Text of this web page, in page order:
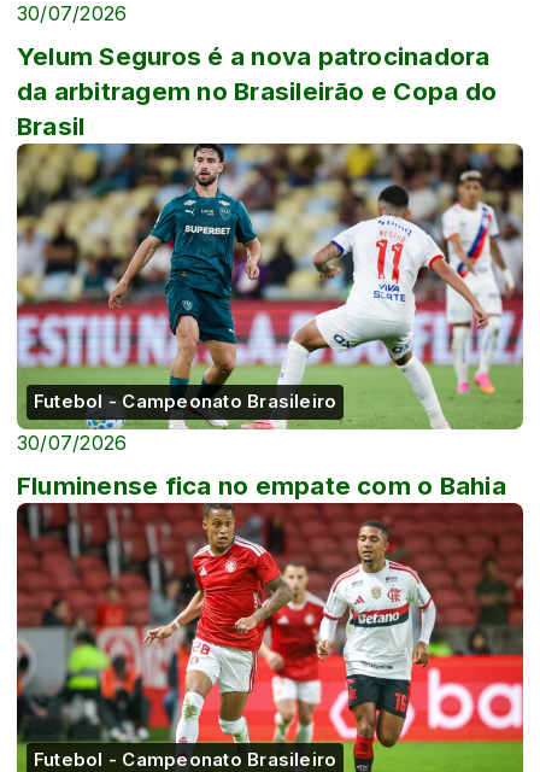
30/07/2026
Yelum Seguros é a nova patrocinadora
da arbitragem no Brasileirão e Copa do
Brasil
Futebol - Campeonato Brasileiro
30/07/2026
Fluminense fica no empate com o Bahia
Futebol - Campeonato Brasileiro